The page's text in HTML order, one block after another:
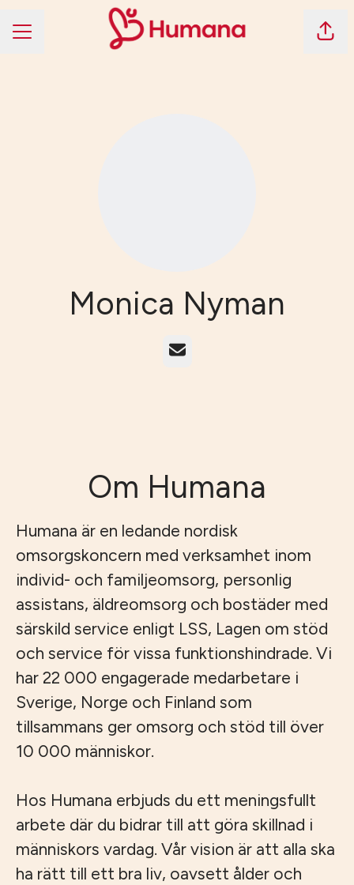
KARRIÄRMENY Dela
Monica Nyman
E-post
Om Humana
Humana är en ledande nordisk
omsorgskoncern med verksamhet inom
individ- och familjeomsorg, personlig
assistans, äldreomsorg och bostäder med
särskild service enligt LSS, Lagen om stöd
och service för vissa funktionshindrade. Vi
har 22 000 engagerade medarbetare i
Sverige, Norge och Finland som
tillsammans ger omsorg och stöd till över
10 000 människor.
Hos Humana erbjuds du ett meningsfullt
arbete där du bidrar till att göra skillnad i
människors vardag. Vår vision är att alla ska
ha rätt till ett bra liv, oavsett ålder och